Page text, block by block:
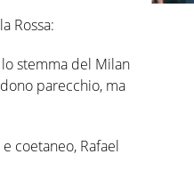
Rossa:
stemma del Milan
parecchio, ma
coetaneo, Rafael